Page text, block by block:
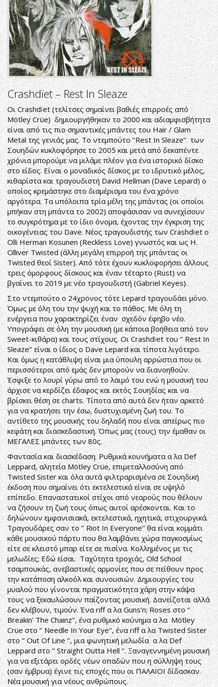
Crashdïet ‎– Rest In Sleaze
Οι Crashdïet (τελίτσες σημαίνει βαθιές επιρροές από
Mötley Crüe) δημιουργήθηκαν το 2000 και αδιαμφισβήτητα
είναι από τις πιο σημαντικές μπάντες του Hair / Glam
Metal της γενιάς μας. Το ντεμπούτο ‘’Rest In Sleaze’’ των
Σουηδών κυκλοφόρησε το 2005 και μετά από δεκαπέντε
χρόνια μπορούμε να μιλάμε πλέον για ένα ιστορικό δίσκο
στο είδος. Είναι ο μοναδικός δίσκος με το ιδρυτικό μέλος,
κιθαρίστα και τραγουδιστή David Hellman (Dave Lepard) ο
οποίος κρεμάστηκε στο διαμέρισμα του ένα χρόνο
αργότερα. Τα υπόλοιπα τρία μέλη της μπάντας (οι οποίοι
μπήκαν στη μπάντα το 2002) αποφάσισαν να συνεχίσουν
το συγκρότημα με το ίδιο όνομα, έχοντας την έγκριση της
οικογένειας του Dave. Νέος τραγουδιστής των Crashdïet o
Olli Herman Kosunen (Reckless Love) γνωστός και ως H.
Olliver Twisted (άλλη μεγάλη επιρροή της μπάντας οι
Twisted θεοί Sister). Από τότε έχουν κυκλοφορήσει άλλους
τρεις όμορφους δίσκους και έναν τέταρτο (Rust) να
βγαίνει το 2019 με νέο τραγουδιστή (Gabriel Keyes).
Στο ντεμπούτο ο 24χρονος τότε Lepard τραγουδάει μόνο.
Όμως με όλη του την ψυχή και το πάθος. Με όλη τη
ενέργεια που χαρακτηρίζει έναν σχεδόν έφηβο νέο.
Υπογράφει σε όλη την μουσική (με κάποια βοήθεια από τον
Sweet-κιθάρα) και τους στίχους. Οι Crashdïet του ‘’ Rest In
Sleaze’’ είναι ο ίδιος ο Dave Lepard και τίποτα λιγότερο.
Και όμως η κατάθλιψη είναι μια ύπουλη αρρώστια που οι
περισσότεροι από εμάς δεν μπορούν να διανοηθούν.
Έσφιξε το λουρί γύρω από το λαιμό του ενώ η μουσική του
άρχισε να κερδίζει έδαφος και εκτός Σουηδίας και να
βρίσκει θέση σε charts. Τίποτα από αυτά δεν ήταν αρκετό
για να κρατήσει την έσω, δυστυχισμένη ζωή του. Το
αντίθετο της μουσικής του δηλαδή που είναι απείρως πιο
κεφάτη και διασκεδαστική. Όπως μας (τους) την έμαθαν οι
ΜΕΓΑΛΕΣ μπάντες των 80ς.
Φαντασία και διασκέδαση. Ρυθμικά κουνήματα α λα Def
Leppard, αλητεία Mötley Crüe, επιμεταλλοσύνη από
Twisted Sister και όλα αυτά φιλτραρισμένα σε Σουηδική
έκδοση που σημαίνει ότι εκτελεστικά είναι σε υψηλό
επίπεδο. Επαναστατικοί στίχοι από νεαρούς που θέλουν
να ζήσουν τη ζωή τους όπως αυτοί αρέσκονται. Και το
δηλώνουν εμφανισιακά, εκτελεστικά, ηχητικά, στιχουργικά.
Τραγουδάρες σαν το ‘’ Riot In Everyone’’ θα είναι κομμάτι
κάθε μουσικού πάρτυ που θα λαμβάνει χώρα παγκοσμίως
είτε σε κλειστό μπαρ είτε σε πισίνα. Κολλημένος με τις
μελωδίες; Εδώ είσαι. Ταχύτητα τροχιάς, Old School
τσαμπουκάς, ανεβαστικές αρμονίες που σε πείθουν προς
την κατάποση αλκοόλ και συνουσιών. Δημιουργίες του
μυαλού που γίνονται πραγματικότητα χάρη στην κάψα
τους να ξεκαυλώσουν παίζοντας μουσική. Δανείζοται αλλά
δεν κλέβουν, τιμούν. Ένα riff α λα Guns’n; Roses στο ‘’
Breakin' The Chainz’’, ένα ρυθμικό κούνημα α λα Mötley
Crüe στο ‘’ Needle In Your Eye’’, ένα riff α λα Twisted Sister
στο ‘’ Out Of Line ‘’, μια φωνητική μελωδία α λα Def
Leppard στο ‘’ Straight Outta Hell ‘’. Ξαναγεννημένη μουσική
για να εξιτάρει ορδές νέων οπαδών που η σύλληψη τους
(σαν έμβρυα) έγινε τις εποχές που οι ΠΑΛΑΙΟΙ δίδασκαν.
Νέα μουσική για νέους ανθρώπους.